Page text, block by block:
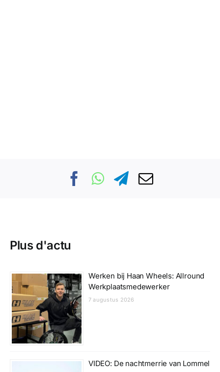
Plus d'actu
Werken bij Haan Wheels: Allround
Werkplaatsmedewerker
7 augustus 2026
VIDEO: De nachtmerrie van Lommel